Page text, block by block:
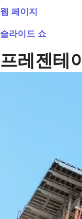
웹 페이지
슬라이드 쇼
프레젠테